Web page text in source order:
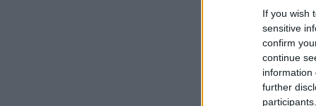
If you wish
sensitive
confirm
continue
information
further